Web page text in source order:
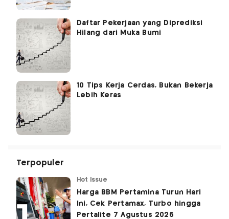
Daftar Pekerjaan yang Diprediksi
Hilang dari Muka Bumi
10 Tips Kerja Cerdas, Bukan Bekerja
Lebih Keras
Terpopuler
Hot Issue
Harga BBM Pertamina Turun Hari
Ini, Cek Pertamax, Turbo hingga
Pertalite 7 Agustus 2026